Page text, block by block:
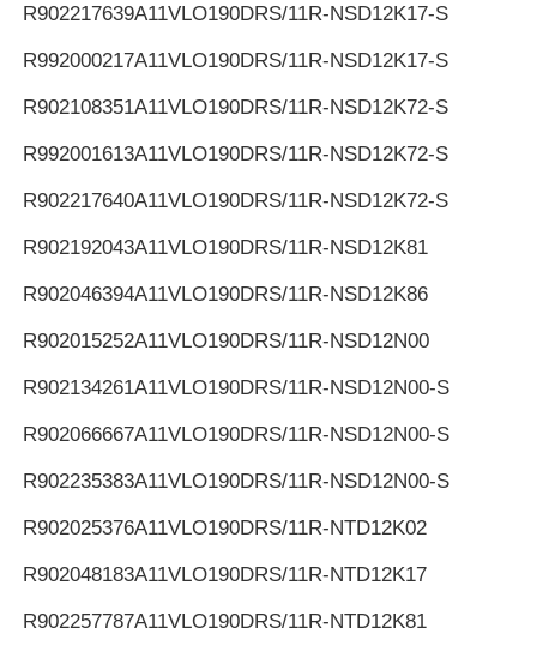
R902217639A11VLO190DRS/11R-NSD12K17-S
R992000217A11VLO190DRS/11R-NSD12K17-S
R902108351A11VLO190DRS/11R-NSD12K72-S
R992001613A11VLO190DRS/11R-NSD12K72-S
R902217640A11VLO190DRS/11R-NSD12K72-S
R902192043A11VLO190DRS/11R-NSD12K81
R902046394A11VLO190DRS/11R-NSD12K86
R902015252A11VLO190DRS/11R-NSD12N00
R902134261A11VLO190DRS/11R-NSD12N00-S
R902066667A11VLO190DRS/11R-NSD12N00-S
R902235383A11VLO190DRS/11R-NSD12N00-S
R902025376A11VLO190DRS/11R-NTD12K02
R902048183A11VLO190DRS/11R-NTD12K17
R902257787A11VLO190DRS/11R-NTD12K81